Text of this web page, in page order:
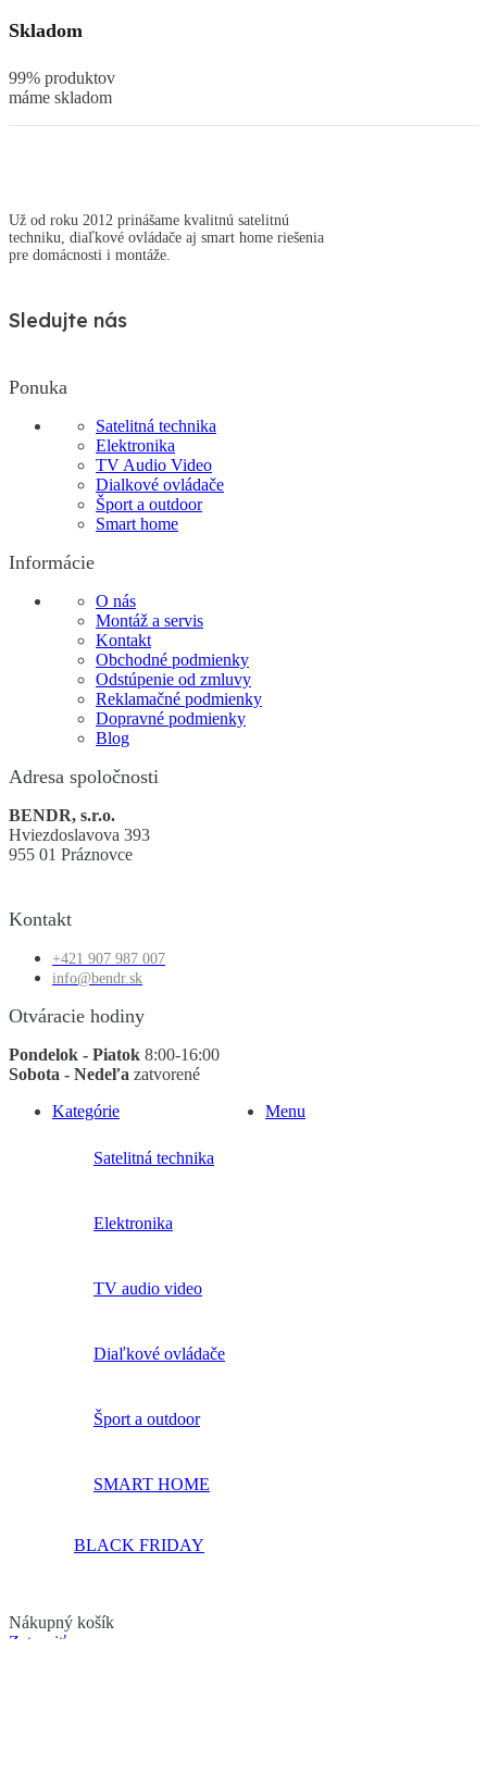
Skladom
99% produktov
máme skladom
Už od roku 2012 prinášame kvalitnú satelitnú
techniku, diaľkové ovládače aj smart home riešenia
pre domácnosti i montáže.
Sledujte nás
Ponuka
Satelitná technika
Elektronika
TV Audio Video
Dialkové ovládače
Šport a outdoor
Smart home
Informácie
O nás
Montáž a servis
Kontakt
Obchodné podmienky
Odstúpenie od zmluvy
Reklamačné podmienky
Dopravné podmienky
Blog
Adresa spoločnosti
BENDR, s.r.o.
Hviezdoslavova 393
955 01 Práznovce
Kontakt
+421 907 987 007
info@bendr.sk
Otváracie hodiny
Pondelok - Piatok 8:00-16:00
Sobota - Nedeľa zatvorené
Menu
Kategórie
Satelitná technika
Elektronika
TV audio video
Diaľkové ovládače
Šport a outdoor
SMART HOME
BLACK FRIDAY
Nákupný košík
Zatvoriť